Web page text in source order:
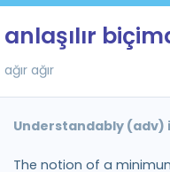
anlaşılır
ağır ağır
Understandably (adv)
The notion of a